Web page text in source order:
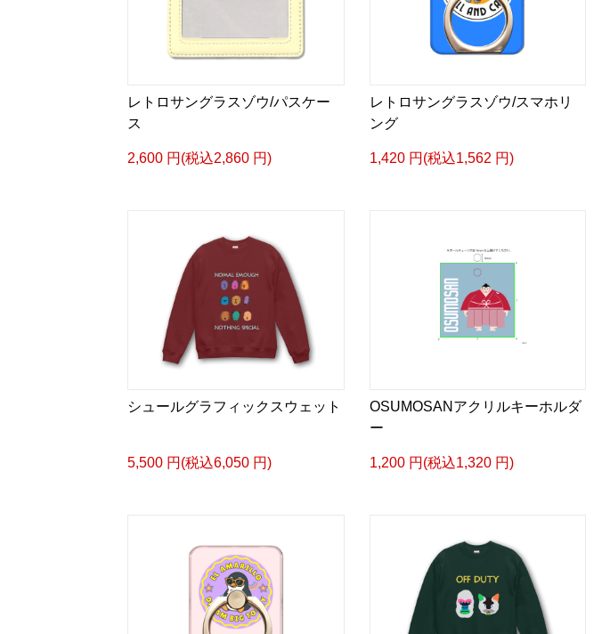
レトロサングラスゾウ/パスケー
ス
2,600 円(税込2,860 円)
レトロサングラスゾウ/スマホリ
ング
1,420 円(税込1,562 円)
シュールグラフィックスウェット
5,500 円(税込6,050 円)
OSUMOSANアクリルキーホルダ
ー
1,200 円(税込1,320 円)